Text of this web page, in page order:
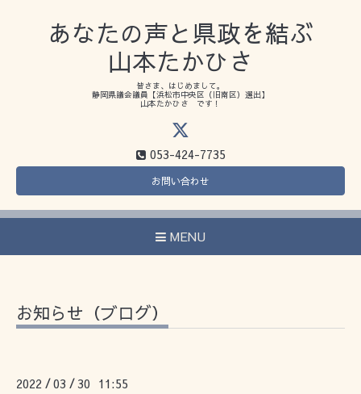
あなたの声と県政を結ぶ
山本たかひさ
皆さま、はじめまして。
静岡県議会議員【浜松市中央区（旧南区）選出】
山本たかひさ です！
053-424-7735
お問い合わせ
MENU
お知らせ（ブログ）
2022 /03 /30 11:55